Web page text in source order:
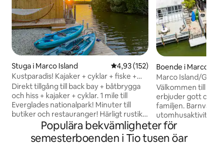
Stuga i Marco Island 4,93 av 5 i genomsnittligt
4,93 (152)
Kustparadis! Kajaker + cyklar + fiske +
båtbrygga
Direkt tillgång till back bay + båtbrygga
och hiss + kajaker + cyklar. 1 mile till
Everglades nationalpark! Minuter till
butiker och restauranger! Härligt rustikt
boende – perfekt för en tillflykt vid
havet! Utformat för njutning vid
bryggan: hängmattor, hängstolar,
Boende i Marco
Marco Island/
utsikt och natur!
Välkommen till
erbjuder gott om
familjen.
gillar natur, sol,
kajakpaddling
erbjuder detta
Populära bekvämligheter för
semesterboenden i Tio tusen öar